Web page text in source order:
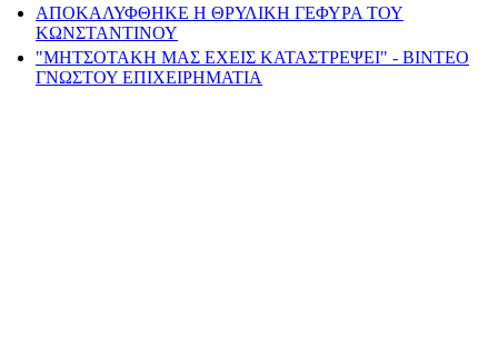
ΑΠΟΚΑΛΥΦΘΗΚΕ Η ΘΡΥΛΙΚΗ ΓΕΦΥΡΑ ΤΟΥ
ΚΩΝΣΤΑΝΤΙΝΟΥ
"ΜΗΤΣΟΤΑΚΗ ΜΑΣ ΕΧΕΙΣ ΚΑΤΑΣΤΡΕΨΕΙ" - ΒΙΝΤΕΟ
ΓΝΩΣΤΟΥ ΕΠΙΧΕΙΡΗΜΑΤΙΑ